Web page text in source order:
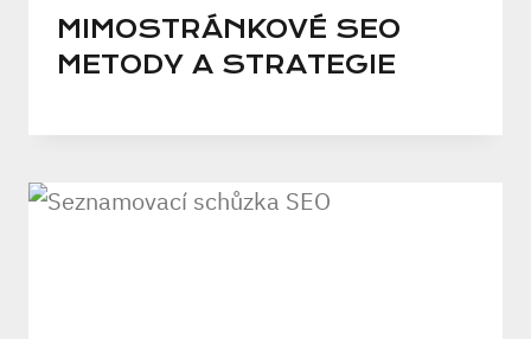
MIMOSTRÁNKOVÉ SEO
METODY A STRATEGIE